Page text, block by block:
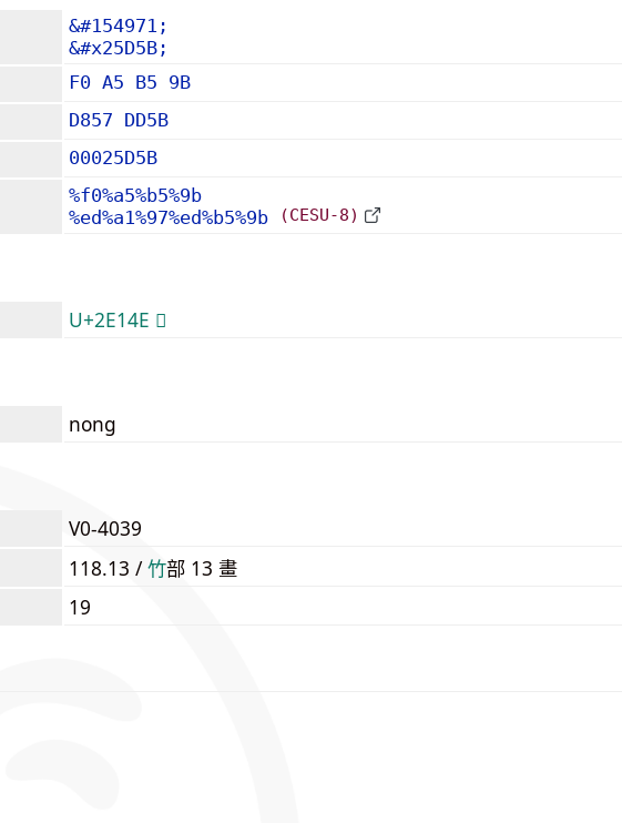
&#154971;
&#x25D5B;
F0 A5 B5 9B
D857 DD5B
00025D5B
%f0%a5%b5%9b
%ed%a1%97%ed%b5%9b
(CESU-8)
U+2E14E 𮅎
nong
V0-4039
118.13 /⽵部 13 畫
19